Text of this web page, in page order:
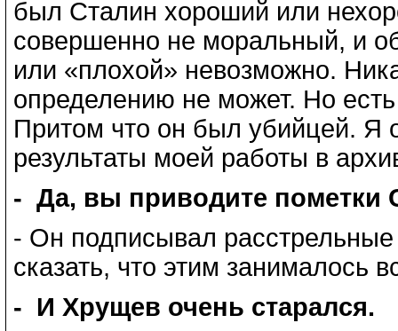
был Сталин хороший или
совершенно не моральный, и
или «плохой» невозможно.
определению не может. Но
Притом что он был убийцей. Я
результаты моей работы в
- Да, вы приводите пометки
- Он подписывал
сказать, что этим занималось
- И Хрущев очень старался.